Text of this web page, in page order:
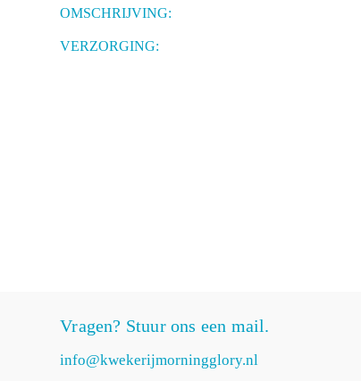
OMSCHRIJVING:
VERZORGING:
Vragen? Stuur ons een mail.
info@kwekerijmorningglory.nl